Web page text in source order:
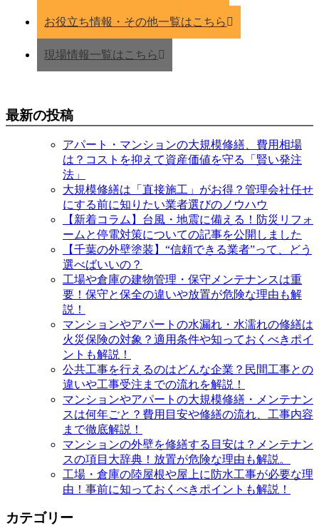
お役立ち情報・その他一覧はこちら
現場情報一覧はこちら
最新の投稿
アパート・マンションの大規模修繕、費用相場
は？コストを抑えて資産価値を守る「賢い発注
法」
大規模修繕は「直接施工」がお得？管理会社任せ
にする前に知りたい業者選びのノウハウ
【新着コラム】台風・地震に備える！防災リフォ
ームと停電対策についての記事を公開しました
【千葉の外壁塗装】“信頼できる業者”って、どう
選べばいいの？
工場や倉庫の建物管理・保守メンテナンスは重
要！保守と保全の違いや放置が危険な理由も解
説！
マンションやアパートの水漏れ・水濡れの修繕は
火災保険の対象？適用条件や知っておくべきポイ
ントも解説！
公共工事を行えるのはどんな企業？民間工事との
違いや工事受注までの流れを解説！
マンションやアパートの大規模修繕・メンテナン
スは何年ごと？費用目安や修繕の流れ、工事内容
まで徹底解説！
マンションの外壁を修繕する目安は？メンテナン
スの項目大辞典！放置が危険な理由も解説。
工場・倉庫の陸屋根や屋上に防水工事が必要な理
由！事前に知っておくべきポイントも解説！
カテゴリー